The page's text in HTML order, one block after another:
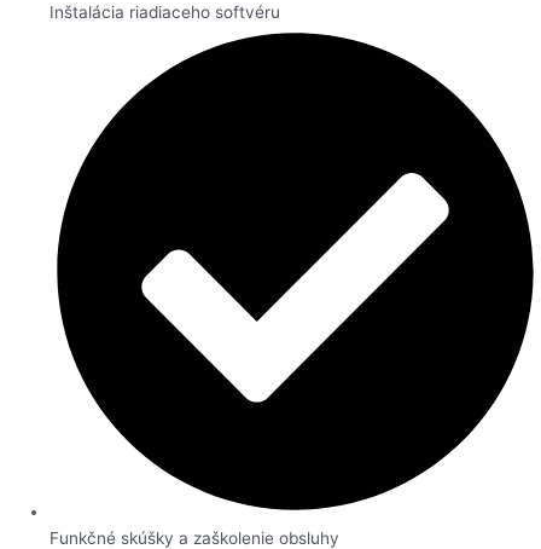
Inštalácia riadiaceho softvéru
Funkčné skúšky a zaškolenie obsluhy